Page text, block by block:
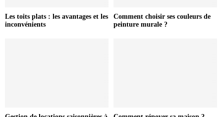
Les toits plats : les avantages et les
inconvénients
Comment choisir ses couleurs de
peinture murale ?